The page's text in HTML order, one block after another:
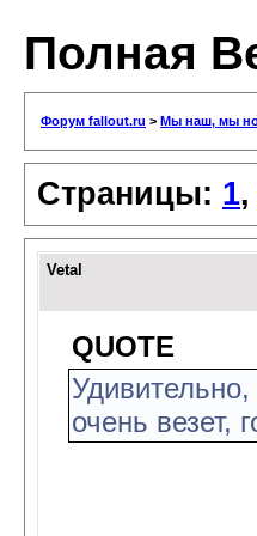
Полная
Форум fallout.ru > Мы наш, мы
Страницы: 1,
Vetal
QUOTE
очень везет,